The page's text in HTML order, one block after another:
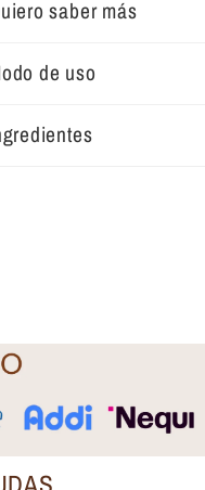
saber más
de uso